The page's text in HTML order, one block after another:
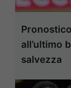
all’ultimo
salvezza